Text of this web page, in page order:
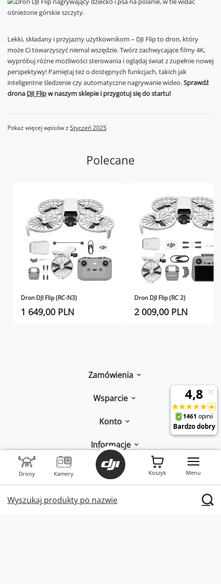
Drony Kamery
Wyszukaj produkty po nazwie
Koszyk Menu
Lekki, składany i przyjazny użytkownikom – DJI Flip to dron, który
może Ci towarzyszyć niemal wszędzie. Twórz zachwycające filmy 4K,
wypróbuj różne możliwości sterowania i oglądaj świat z zupełnie nowej
perspektywy! Pamiętaj też o dostępnych funkcjach, takich jak
inteligentne śledzenie czy automatyczne nagrywanie wideo.Sprawdź
drona DJI Flipw naszym sklepie i przygotuj się do startu!
Pokaż więcej wpisów z Styczeń 2025
Polecane
Dron DJI Flip (RC-N3)
1 649,00 PLN
Dron DJI Flip (RC 2)
2 009,00 PLN
Zamówienia
Wsparcie
Konto
Informacje
W sklepie prezentujemy ceny brutto (z VAT).
Stawki VAT dla konsumentów z
kraju:
Polska